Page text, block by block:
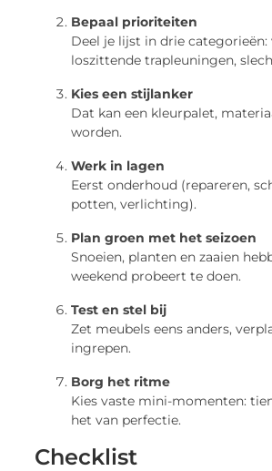
Bepaal prioriteiten
Deel je lijst in drie
loszittende trapleuningen,
Kies een stijlanker
Dat kan een kleurpalet,
worden.
Werk in lagen
Eerst onderhoud (repareren,
potten, verlichting).
Plan groen met het seizoen
Snoeien, planten en zaaien
weekend probeert te doen.
Test en stel bij
Zet meubels eens anders,
ingrepen.
Borg het ritme
Kies vaste mini-momenten:
het van perfectie.
Checklist